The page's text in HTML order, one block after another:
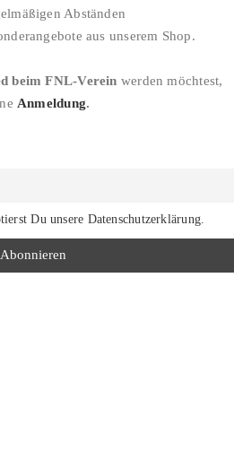
Abständen
aus unserem Shop.
beim FNL-Verein werden möchtest,
Anmeldung.
Du unsere Datenschutzerklärung.